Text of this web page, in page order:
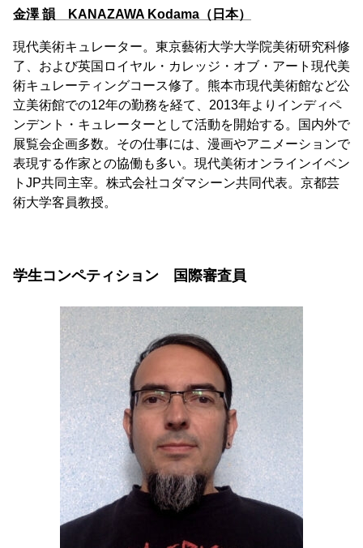
金澤 韻 KANAZAWA Kodama（日本）
現代美術キュレーター。東京藝術大学大学院美術研究科修
了、および英国ロイヤル・カレッジ・オブ・アート現代美
術キュレーティングコース修了。熊本市現代美術館など公
立美術館での12年の勤務を経て、2013年よりインディペ
ンデント・キュレーターとして活動を開始する。国内外で
展覧会企画多数。その仕事には、漫画やアニメーションで
表現する作家との協働も多い。現代美術オンラインイベン
トJP共同主宰。株式会社コダマシーン共同代表。京都芸
術大学客員教授。
学生コンペティション 国際審査員